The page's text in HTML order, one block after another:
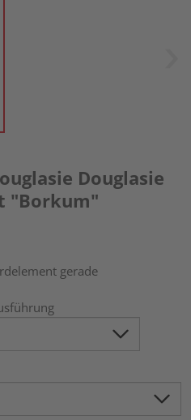
Douglasie
"Borkum"
gerade